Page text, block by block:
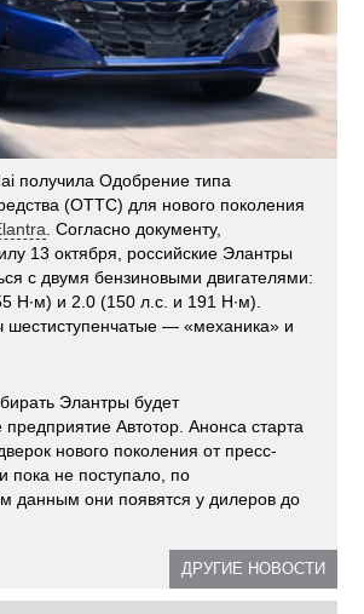
получила Одобрение типа
(ОТТС) для нового поколения
. Согласно документу,
13 октября, российские Элантры
с двумя бензиновыми двигателями:
Н·м) и 2.0 (150 л.с. и 191 Н·м).
шестиступенчатые — «механика» и
Элантры будет
предприятие Автотор. Анонса старта
нового поколения от пресс-
пока не поступало, по
данным они появятся у дилеров до
ДРУГИЕ НОВОСТИ